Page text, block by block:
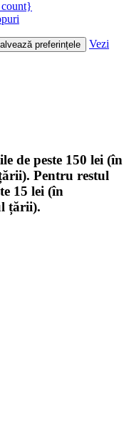
preferințele
Vezi
de peste 150 lei (în
Pentru restul
15 lei (în
țării).